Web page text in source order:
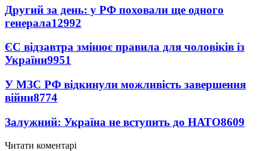
Другий за день: у РФ поховали ще одного
генерала12992
ЄС відзавтра змінює правила для чоловіків із
України9951
У МЗС РФ відкинули можливість завершення
війни8774
Залужний: Україна не вступить до НАТО8609
Читати коментарі